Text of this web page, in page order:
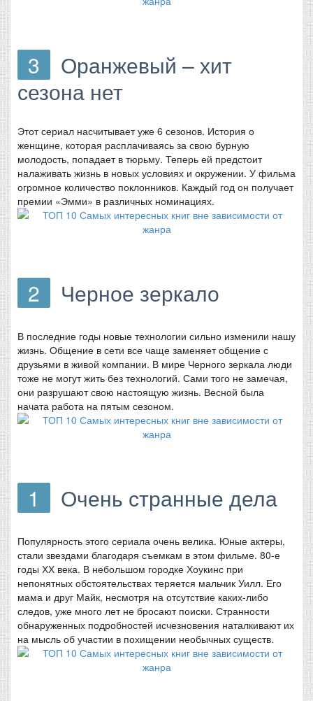
3
Оранжевый – хит
сезона нет
Этот сериал насчитывает уже 6 сезонов. История о
женщине, которая расплачиваясь за свою бурную
молодость, попадает в тюрьму. Теперь ей предстоит
налаживать жизнь в новых условиях и окружении. У фильма
огромное количество поклонников. Каждый год он получает
премии «Эмми» в различных номинациях.
2 Черное зеркало
В последние годы новые технологии сильно изменили нашу
жизнь. Общение в сети все чаще заменяет общение с
друзьями в живой компании. В мире Черного зеркала люди
тоже не могут жить без технологий. Сами того не замечая,
они разрушают свою настоящую жизнь. Весной была
начата работа на пятым сезоном.
1 Очень странные дела
Популярность этого сериала очень велика. Юные актеры,
стали звездами благодаря съемкам в этом фильме. 80-е
годы ХХ века. В небольшом городке Хоукинс при
непонятных обстоятельствах теряется мальчик Уилл. Его
мама и друг Майк, несмотря на отсутствие каких-либо
следов, уже много лет не бросают поиски. Странности
обнаруженных подробностей исчезновения наталкивают их
на мысль об участии в похищении необычных существ.